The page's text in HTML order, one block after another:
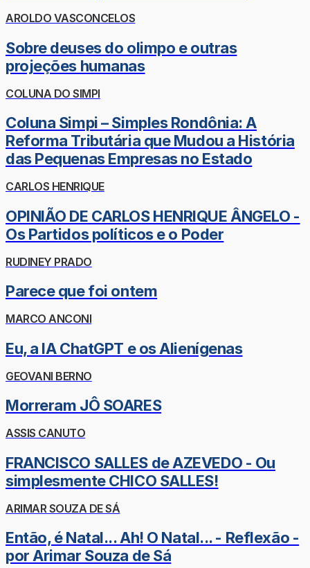
AROLDO VASCONCELOS
Sobre deuses do olimpo e outras
projeções humanas
COLUNA DO SIMPI
Coluna Simpi – Simples Rondônia: A
Reforma Tributária que Mudou a História
das Pequenas Empresas no Estado
CARLOS HENRIQUE
OPINIÃO DE CARLOS HENRIQUE ÂNGELO -
Os Partidos políticos e o Poder
RUDINEY PRADO
Parece que foi ontem
MARCO ANCONI
Eu, a IA ChatGPT e os Alienígenas
GEOVANI BERNO
Morreram JÔ SOARES
ASSIS CANUTO
FRANCISCO SALLES de AZEVEDO - Ou
simplesmente CHICO SALLES!
ARIMAR SOUZA DE SÁ
Então, é Natal... Ah! O Natal... - Reflexão -
por Arimar Souza de Sá